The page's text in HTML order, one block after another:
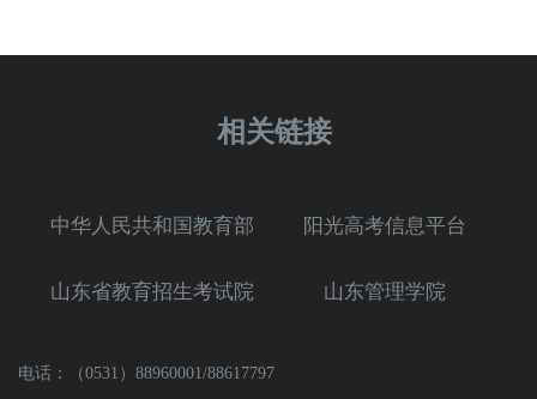
相关链接
中华人民共和国教育部 阳光高考信息平台
山东省教育招生考试院 山东管理学院
电话：（0531）88960001/88617797